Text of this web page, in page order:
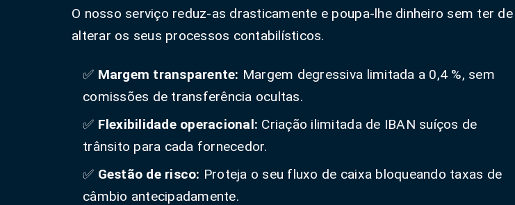
O nosso serviço reduz-as drasticamente e poupa-lhe dinheiro sem ter de
alterar os seus processos contabilísticos.
✅ Margem transparente: Margem degressiva limitada a 0,4 %, sem
comissões de transferência ocultas.
✅ Flexibilidade operacional: Criação ilimitada de IBAN suíços de
trânsito para cada fornecedor.
✅ Gestão de risco: Proteja o seu fluxo de caixa bloqueando taxas de
câmbio antecipadamente.